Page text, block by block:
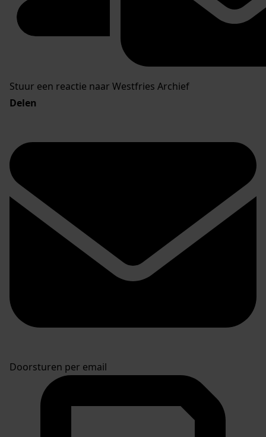
Stuur een reactie naar Westfries Archief
Delen
Doorsturen per email